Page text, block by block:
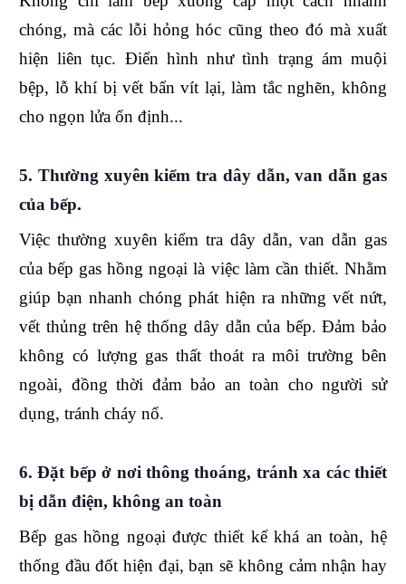
chóng, mà các lỗi hỏng hóc cũng theo đó mà xuất
hiện liên tục. Điển hình như tình trạng ám muội
bệp, lỗ khí bị vết bẩn vít lại, làm tắc nghẽn, không
cho ngọn lửa ổn định...
5. Thường xuyên kiểm tra dây dẫn, van dẫn gas
của bếp.
Việc thường xuyên kiểm tra dây dẫn, van dẫn gas
của bếp gas hồng ngoại là việc làm cần thiết. Nhằm
giúp bạn nhanh chóng phát hiện ra những vết nứt,
vết thủng trên hệ thống dây dẫn của bếp. Đảm bảo
không có lượng gas thất thoát ra môi trường bên
ngoài, đồng thời đảm bảo an toàn cho người sử
dụng, tránh cháy nổ.
6. Đặt bếp ở nơi thông thoáng, tránh xa các thiết
bị dẫn điện, không an toàn
Bếp gas hồng ngoại được thiết kế khá an toàn, hệ
thống đầu đốt hiện đại, bạn sẽ không cảm nhận hay